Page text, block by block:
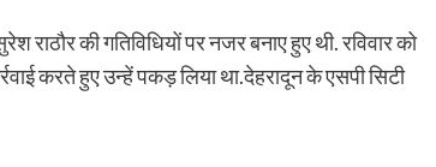
राठौर की गतिविधियों पर नजर बनाए हुए थी. रविवार को
करते हुए उन्हें पकड़ लिया था.देहरादून के एसपी सिटी